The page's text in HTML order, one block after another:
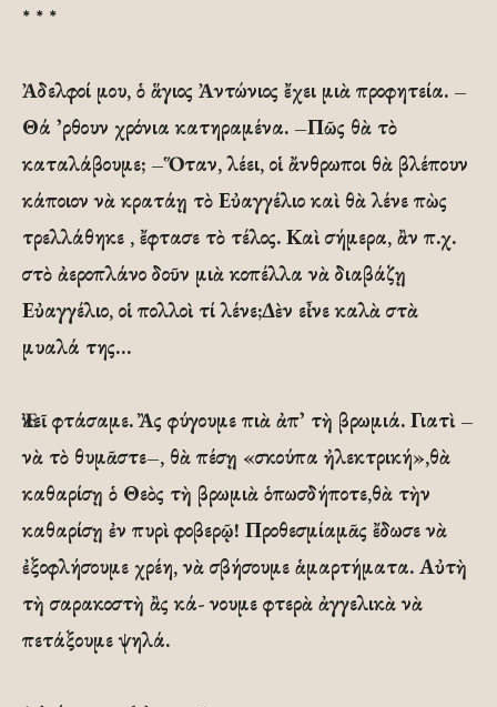
* * *
Ἀδελφοί μου, ὁ ἅγιος Ἀντώνιος ἔχει μιὰ προφητεία. –
Θά ᾽ρθουν χρόνια κατηραμένα. –Πῶς θὰ τὸ
καταλάβουμε; –Ὅταν, λέει, οἱ ἄνθρωποι θὰ βλέπουν
κάποιον νὰ κρατάῃ τὸ Εὐαγγέλιο καὶ θὰ λένε πὼς
τρελλάθηκε , ἔφτασε τὸ τέλος. Καὶ σήμερα, ἂν π.χ.
στὸ ἀεροπλάνο δοῦν μιὰ κοπέλλα νὰ διαβάζῃ
Εὐαγγέλιο, οἱ πολλοὶ τί λένε;Δὲν εἶνε καλὰ στὰ
μυαλά της…
Ἐκεῖ φτάσαμε. Ἂς φύγουμε πιὰ ἀπ᾽ τὴ βρωμιά. Γιατὶ –
νὰ τὸ θυμᾶστε–, θὰ πέσῃ «σκούπα ἠλεκτρική»,θὰ
καθαρίσῃ ὁ Θεὸς τὴ βρωμιὰ ὁπωσδήποτε,θὰ τὴν
καθαρίσῃ ἐν πυρὶ φοβερῷ! Προθεσμίαμᾶς ἔδωσε νὰ
ἐξοφλήσουμε χρέη, νὰ σβήσουμε ἁμαρτήματα. Αὐτὴ
τὴ σαρακοστὴ ἂς κά- νουμε φτερὰ ἀγγελικὰ νὰ
πετάξουμε ψηλά.